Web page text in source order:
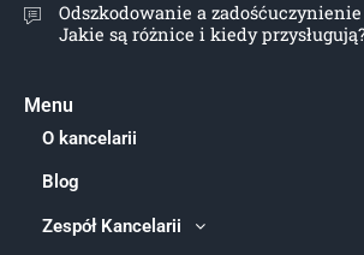
Odszkodowanie a
Jakie są różnice i kiedy
Menu
O kancelarii
Blog
Zespół Kancelarii